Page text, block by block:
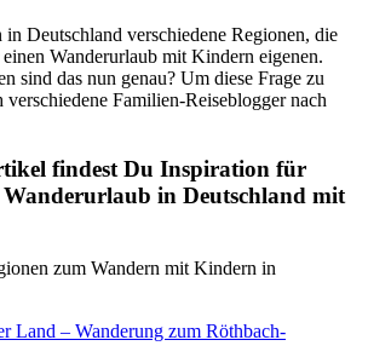
Deutschland verschiedene Regionen, die
Wanderurlaub mit Kindern eigenen.
sind das nun genau? Um diese Frage zu
verschiedene Familien-Reiseblogger nach
findest Du Inspiration für
Wanderurlaub in Deutschland mit
zum Wandern mit Kindern in
Land – Wanderung zum Röthbach-